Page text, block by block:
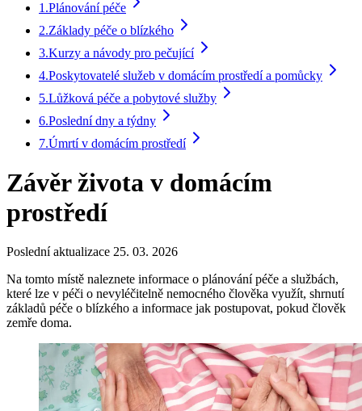
1.Plánování péče
2.Základy péče o blízkého
3.Kurzy a návody pro pečující
4.Poskytovatelé služeb v domácím prostředí a pomůcky
5.Lůžková péče a pobytové služby
6.Poslední dny a týdny
7.Úmrtí v domácím prostředí
Závěr života v domácím
prostředí
Poslední aktualizace 25. 03. 2026
Na tomto místě naleznete informace o plánování péče a službách,
které lze v péči o nevyléčitelně nemocného člověka využít, shrnutí
základů péče o blízkého a informace jak postupovat, pokud člověk
zemře doma.